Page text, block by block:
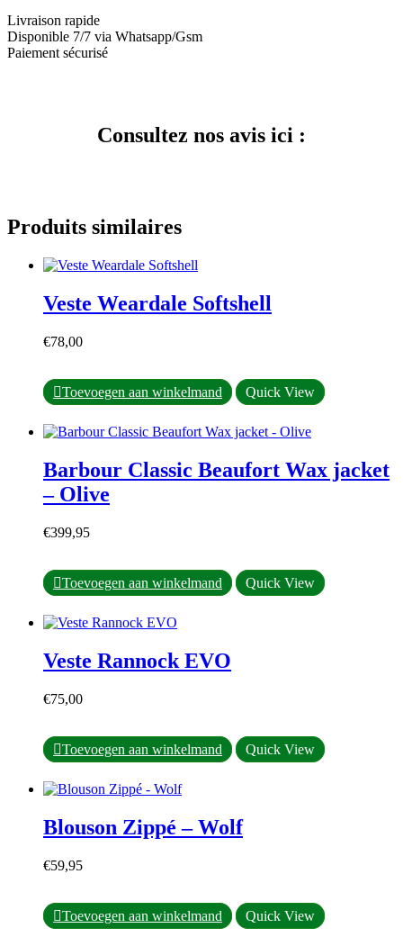
Livraison rapide
Disponible 7/7 via Whatsapp/Gsm
Paiement sécurisé
Consultez nos avis ici :
Produits similaires
Veste Weardale Softshell
€78,00
Toevoegen aan winkelmand
Ce
produit
plusieurs
Les
options
la
page
du
Quick View
Barbour Classic Beaufort Wax jacket
– Olive
€399,95
Toevoegen aan winkelmand
Ce
produit
sur
la
Quick View
Veste Rannock EVO
€75,00
Toevoegen aan winkelmand
Ce
produit
Les
options
sur
la
Quick View
Blouson Zippé – Wolf
€59,95
Toevoegen aan winkelmand
Ce
produit
Quick View